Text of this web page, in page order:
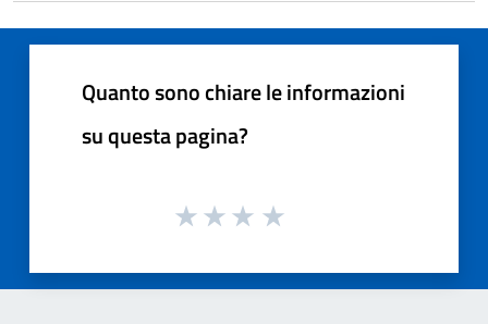
Quanto sono chiare le informazioni
su questa pagina?